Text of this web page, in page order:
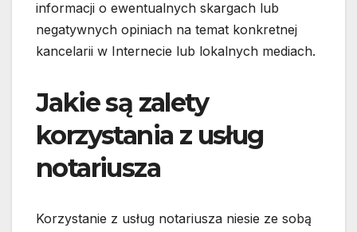
informacji o ewentualnych skargach lub
negatywnych opiniach na temat konkretnej
kancelarii w Internecie lub lokalnych mediach.
Jakie są zalety
korzystania z usług
notariusza
Korzystanie z usług notariusza niesie ze sobą